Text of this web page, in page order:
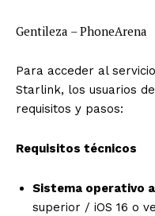
Gentileza – PhoneArena
Para acceder al
Starlink, los usuarios
requisitos y pasos:
Requisitos técnicos
Sistema operativo
superior / iOS 16 o